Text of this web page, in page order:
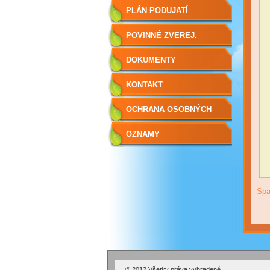
ÚTVAROV
PLÁN PODUJATÍ
POVINNÉ ZVEREJ.
DOKUMENTY
KONTAKT
OCHRANA OSOBNÝCH
ÚDAJOV
OZNAMY